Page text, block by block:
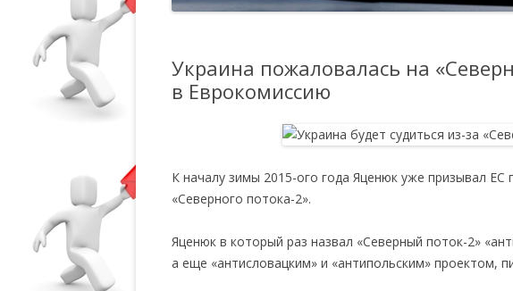
Украина пожаловалась на
в Еврокомиссию
К началу зимы 2015-ого года Яценюк уже призывал EC
«Северного потока-2».
Яценюк в который раз назвал «Северный поток-2»
а еще «антисловацким» и «антипольским» проектом,